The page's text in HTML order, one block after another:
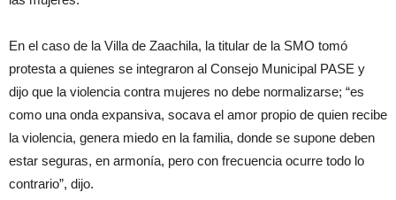
En el caso de la Villa de Zaachila, la titular de la SMO tomó
protesta a quienes se integraron al Consejo Municipal PASE y
dijo que la violencia contra mujeres no debe normalizarse; “es
como una onda expansiva, socava el amor propio de quien recibe
la violencia, genera miedo en la familia, donde se supone deben
estar seguras, en armonía, pero con frecuencia ocurre todo lo
contrario”, dijo.